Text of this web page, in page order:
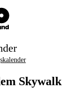
Skywalk